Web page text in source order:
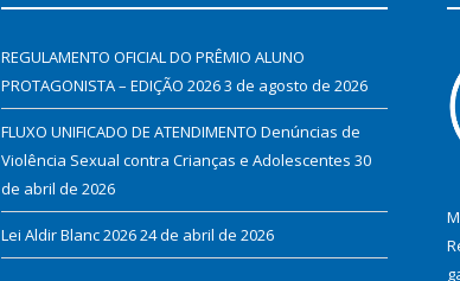
REGULAMENTO OFICIAL DO PRÊMIO ALUNO
PROTAGONISTA – EDIÇÃO 20263 de agosto de 2026
FLUXO UNIFICADO DE ATENDIMENTO Denúncias de
Violência Sexual contra Crianças e Adolescentes 30
de abril de 2026
Lei Aldir Blanc 202624 de abril de 2026